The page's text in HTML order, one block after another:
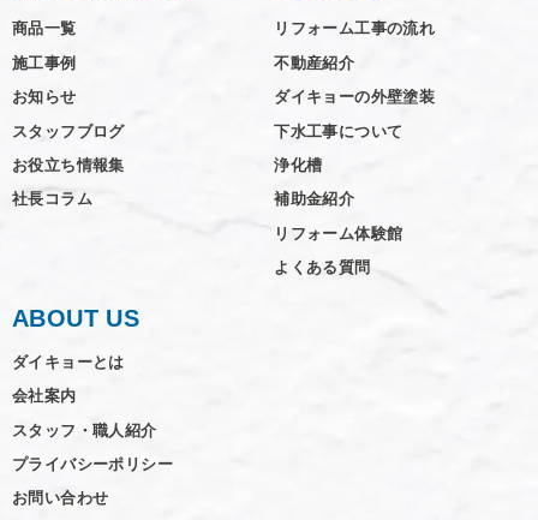
商品一覧
施工事例
お知らせ
スタッフブログ
お役立ち情報集
社長コラム
リフォーム工事の流れ
不動産紹介
ダイキョーの外壁塗装
下水工事について
浄化槽
補助金紹介
リフォーム体験館
よくある質問
ABOUT US
ダイキョーとは
会社案内
スタッフ・職人紹介
プライバシーポリシー
お問い合わせ